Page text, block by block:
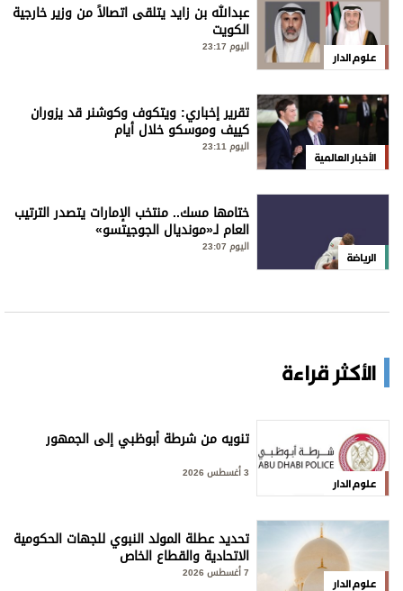
علوم الدار
عبدالله بن زايد يتلقى اتصالاً من وزير خارجية
الكويت
اليوم 23:17
الأخبار العالمية
تقرير إخباري: ويتكوف وكوشنر قد يزوران
كييف وموسكو خلال أيام
اليوم 23:11
الرياضة
ختامها مسك.. منتخب الإمارات يتصدر الترتيب
العام لـ«مونديال الجوجيتسو»
اليوم 23:07
الأكثر قراءة
علوم الدار
تنويه من شرطة أبوظبي إلى الجمهور
علوم الدار
تحديد عطلة المولد النبوي للجهات الحكومية
الاتحادية والقطاع الخاص